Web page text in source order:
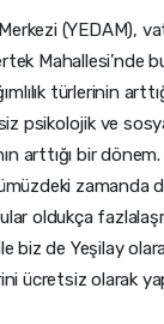
(YEDAM),
Mahallesi’nde
türlerinin
psikolojik ve
arttığı bir
oldukça
biz de Yeşilay
ücretsiz olarak